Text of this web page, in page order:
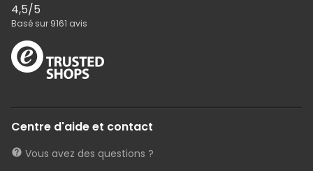
4,5/5
Basé sur 9161 avis
Centre d'aide et contact
Vous avez des questions ?